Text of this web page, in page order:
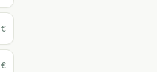
€
€